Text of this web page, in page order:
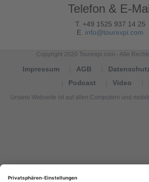
Telefon & E-
T. +49 1525 937 14 25
E. info@tourexpi.com
Copyright 2020 Tourexpi.com - Alle
Impressum AGB
Podcast
Video
Unsere Webseite ist auf allen Computern und
noticias
de